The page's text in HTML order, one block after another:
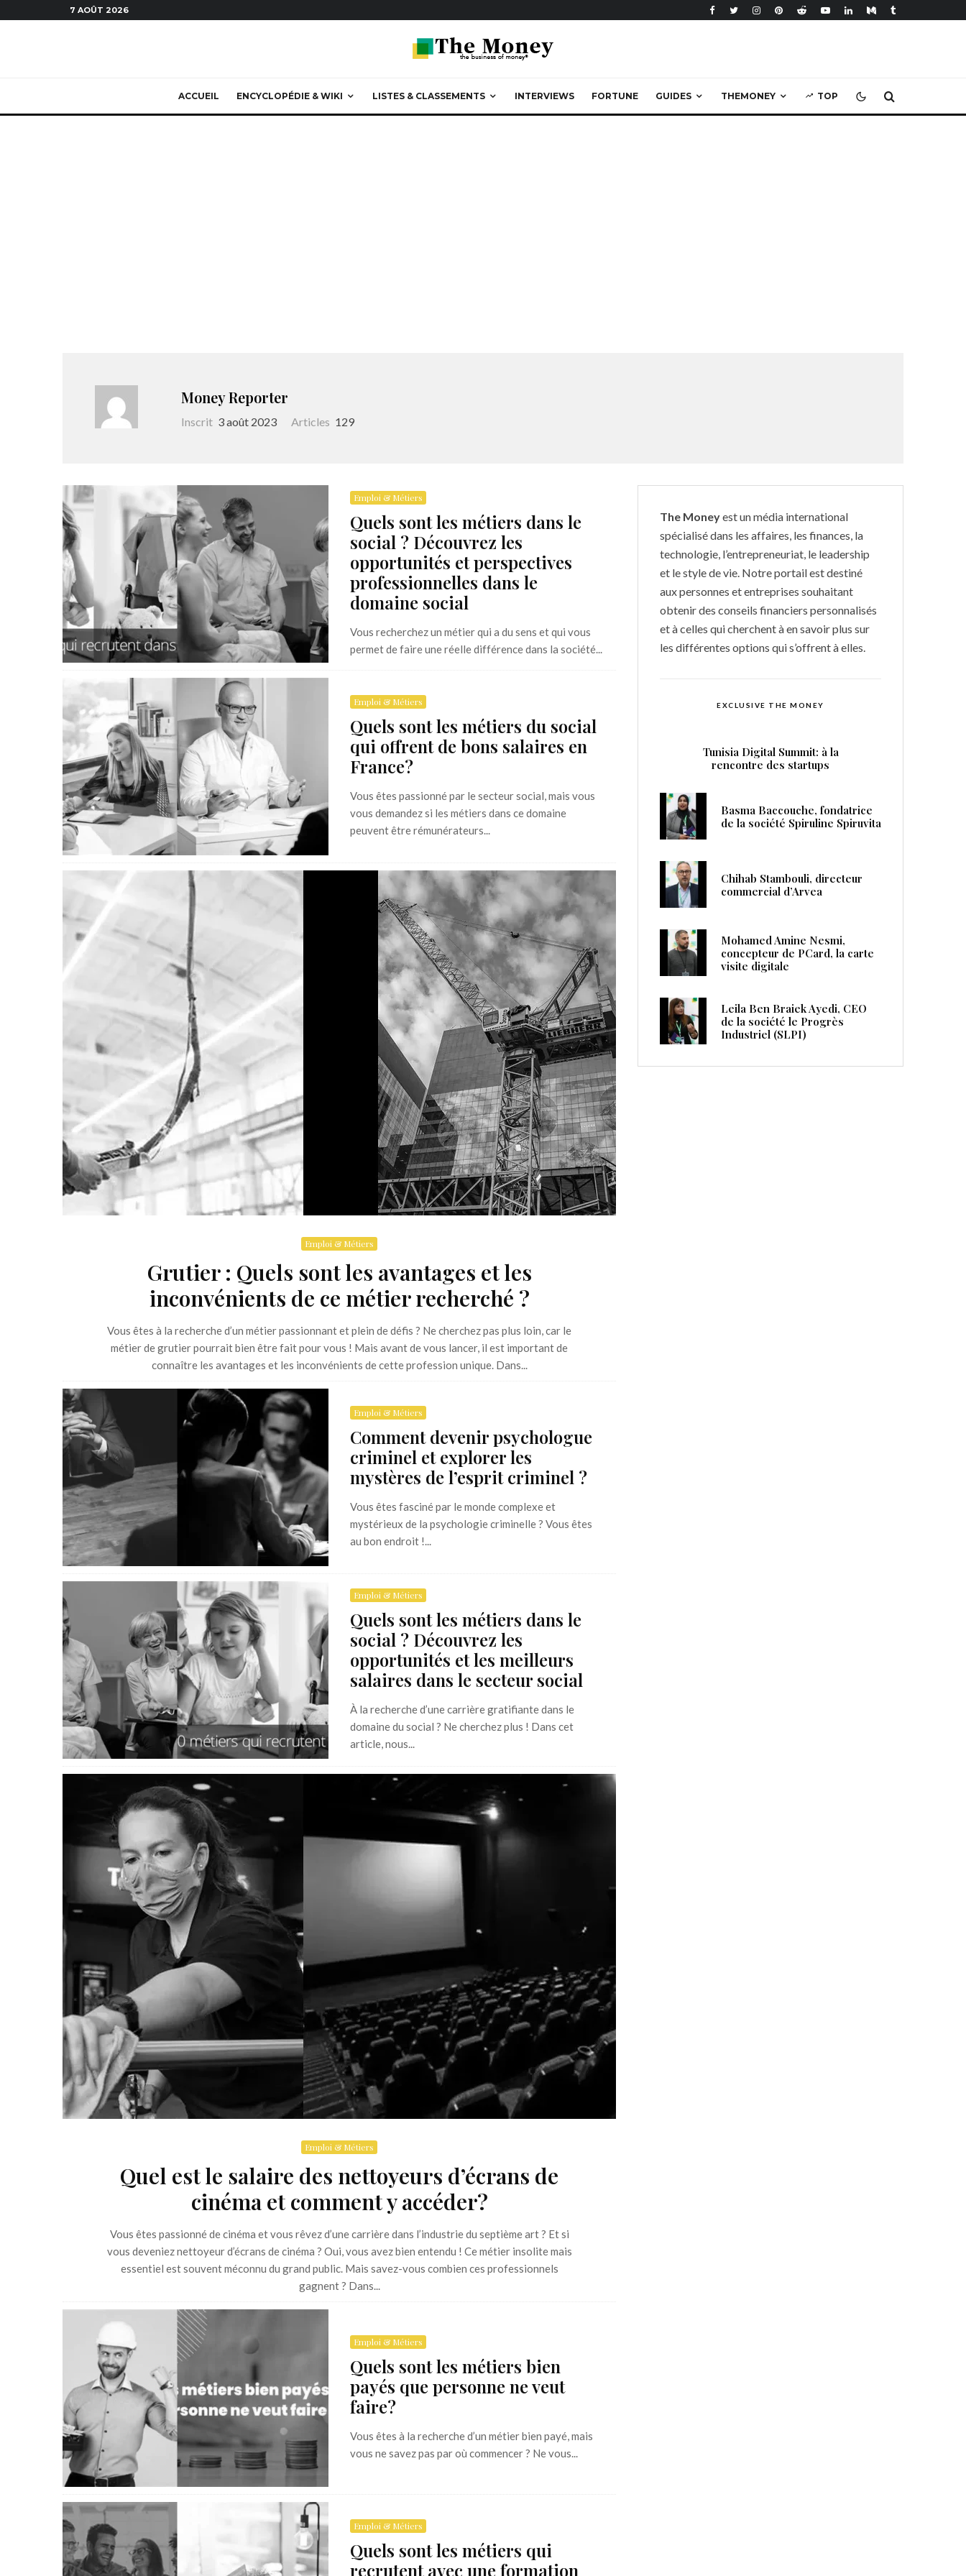
7 AOÛT 2026
ACCUEIL ENCYCLOPÉDIE & WIKI LISTES & CLASSEMENTS INTERVIEWS FORTUNE GUIDES THEMONEY TOP
Money Reporter
Inscrit 3 août 2023 Articles 129
Emploi & Métiers
Quels sont les métiers dans le
social ? Découvrez les
opportunités et perspectives
professionnelles dans le
domaine social
Vous recherchez un métier qui a du sens et qui vous
permet de faire une réelle différence dans la société...
Emploi & Métiers
Quels sont les métiers du social
qui offrent de bons salaires en
France?
Vous êtes passionné par le secteur social, mais vous
vous demandez si les métiers dans ce domaine
peuvent être rémunérateurs...
Emploi & Métiers
Grutier : Quels sont les avantages et les
inconvénients de ce métier recherché ?
Vous êtes à la recherche d’un métier passionnant et plein de défis ? Ne cherchez pas plus loin, car le
métier de grutier pourrait bien être fait pour vous ! Mais avant de vous lancer, il est important de
connaître les avantages et les inconvénients de cette profession unique. Dans...
Emploi & Métiers
Comment devenir psychologue
criminel et explorer les
mystères de l’esprit criminel ?
Vous êtes fasciné par le monde complexe et
mystérieux de la psychologie criminelle ? Vous êtes
au bon endroit !...
Emploi & Métiers
Quels sont les métiers dans le
social ? Découvrez les
opportunités et les meilleurs
salaires dans le secteur social
À la recherche d’une carrière gratifiante dans le
domaine du social ? Ne cherchez plus ! Dans cet
article, nous...
Emploi & Métiers
Quel est le salaire des nettoyeurs d’écrans de
cinéma et comment y accéder?
Vous êtes passionné de cinéma et vous rêvez d’une carrière dans l’industrie du septième art ? Et si
vous deveniez nettoyeur d’écrans de cinéma ? Oui, vous avez bien entendu ! Ce métier insolite mais
essentiel est souvent méconnu du grand public. Mais savez-vous combien ces professionnels
gagnent ? Dans...
Emploi & Métiers
Quels sont les métiers bien
payés que personne ne veut
faire?
Vous êtes à la recherche d’un métier bien payé, mais
vous ne savez pas par où commencer ? Ne vous...
Emploi & Métiers
Quels sont les métiers qui
recrutent avec une formation
The Moneyest un média international
spécialisé dans les affaires, les finances, la
technologie, l’entrepreneuriat, le leadership
et le style de vie. Notre portail est destiné
aux personnes et entreprises souhaitant
obtenir des conseils financiers personnalisés
et à celles qui cherchent à en savoir plus sur
les différentes options qui s’offrent à elles.
EXCLUSIVE THE MONEY
Tunisia Digital Summit: à la
rencontre des startups
Basma Baccouche, fondatrice
de la société Spiruline Spiruvita
Chihab Stambouli, directeur
commercial d’Arvea
Mohamed Amine Nesmi,
concepteur de PCard, la carte
visite digitale
Leila Ben Braiek Ayedi, CEO
de la société le Progrès
Industriel (SLPI)